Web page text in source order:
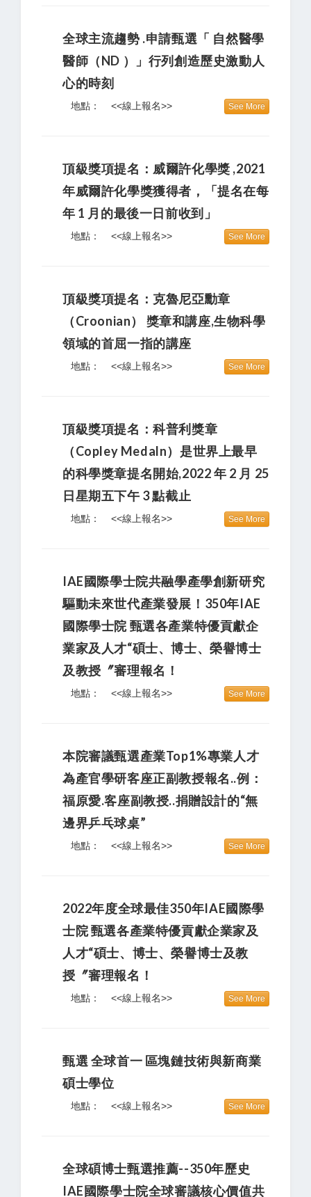
全球主流趨勢 .申請甄選「 自然醫學
醫師（ND ）」行列創造歷史激動人
心的時刻
地點： <<線上報名>> See More
頂級獎項提名：威爾許化學獎 ,2021
年威爾許化學獎獲得者，「提名在每
年 1 月的最後一日前收到」
地點： <<線上報名>> See More
頂級獎項提名：克魯尼亞勳章
（Croonian） 獎章和講座,生物科學
領域的首屈一指的講座
地點： <<線上報名>> See More
頂級獎項提名：科普利獎章
（Copley Medaln）是世界上最早
的科學獎章提名開始,2022 年 2 月 25
日星期五下午 3 點截止
地點： <<線上報名>> See More
IAE國際學士院共融學產學創新研究
驅動未來世代產業發展！350年IAE
國際學士院 甄選各產業特優貢獻企
業家及人才“碩士、博士、榮譽博士
及教授〞審理報名！
地點： <<線上報名>> See More
本院審議甄選產業Top1%專業人才
為產官學研客座正副教授報名..例：
福原愛.客座副教授..捐贈設計的“無
邊界乒乓球桌”
地點： <<線上報名>> See More
2022年度全球最佳350年IAE國際學
士院 甄選各產業特優貢獻企業家及
人才“碩士、博士、榮譽博士及教
授〞審理報名！
地點： <<線上報名>> See More
甄選 全球首一 區塊鏈技術與新商業
碩士學位
地點： <<線上報名>> See More
全球碩博士甄選推薦--350年歷史
IAE國際學士院全球審議核心價值共